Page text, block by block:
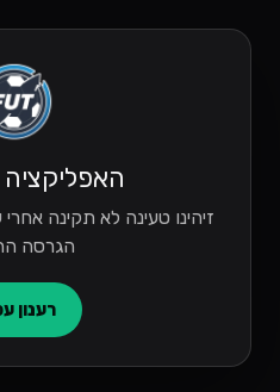
זיהינו טעינה לא תקינה
הגרסה
רענון